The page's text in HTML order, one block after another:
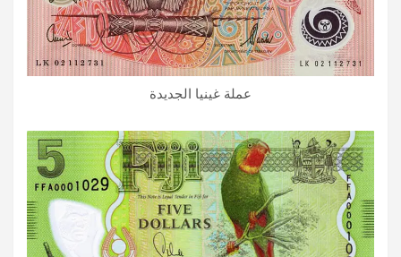
عملة غينيا الجديدة